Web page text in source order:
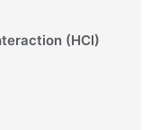
(HCI)